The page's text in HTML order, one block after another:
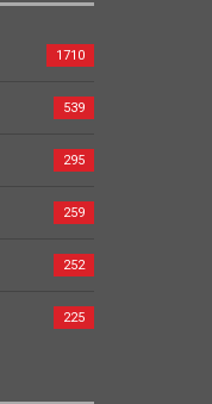
1710
539
295
259
252
225